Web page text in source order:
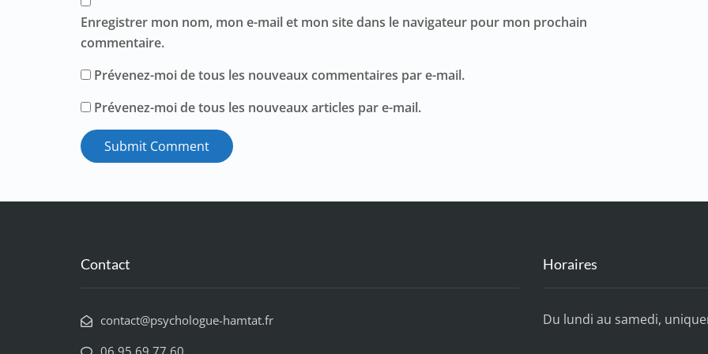
Enregistrer mon nom, mon e-mail et mon site dans le navigateur pour mon prochain
commentaire.
Prévenez-moi de tous les nouveaux commentaires par e-mail.
Prévenez-moi de tous les nouveaux articles par e-mail.
Contact
contact@psychologue-hamtat.fr
06 95 69 77 60
Horaires
Du lundi au samedi,